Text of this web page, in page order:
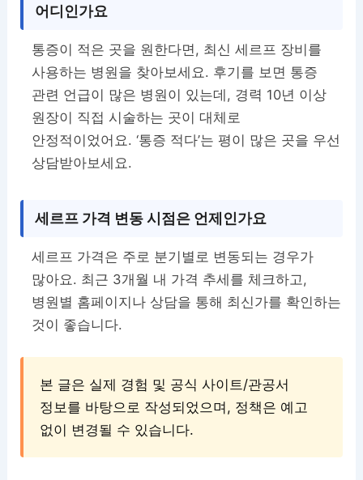
어디인가요
통증이 적은 곳을 원한다면, 최신 세르프 장비를
사용하는 병원을 찾아보세요. 후기를 보면 통증
관련 언급이 많은 병원이 있는데, 경력 10년 이상
원장이 직접 시술하는 곳이 대체로
안정적이었어요. ‘통증 적다’는 평이 많은 곳을 우선
상담받아보세요.
세르프 가격 변동 시점은 언제인가요
세르프 가격은 주로 분기별로 변동되는 경우가
많아요. 최근 3개월 내 가격 추세를 체크하고,
병원별 홈페이지나 상담을 통해 최신가를 확인하는
것이 좋습니다.
본 글은 실제 경험 및 공식 사이트/관공서
정보를 바탕으로 작성되었으며, 정책은 예고
없이 변경될 수 있습니다.